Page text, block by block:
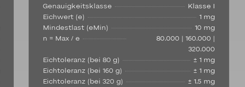
Genauigkeitsklasse
Klasse I
Eichwert (e)
1 mg
Mindestlast (eMin)
10 mg
n = Max / e
80.000 | 160.000 |
320.000
Eichtoleranz (bei 80 g)
± 1 mg
Eichtoleranz (bei 160 g)
± 1 mg
Eichtoleranz (bei 320 g)
± 1,5 mg